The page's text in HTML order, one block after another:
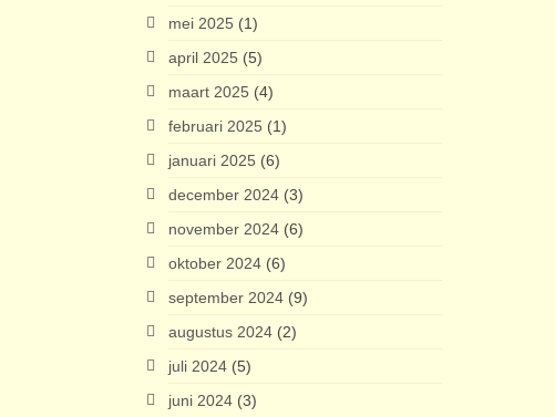
mei 2025 (1)
april 2025 (5)
maart 2025 (4)
februari 2025 (1)
januari 2025 (6)
december 2024(3)
november 2024(6)
oktober 2024(6)
september 2024(9)
augustus 2024(2)
juli 2024(5)
juni 2024(3)